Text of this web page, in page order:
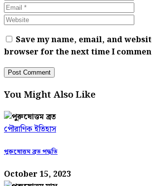
Save my name, email, and
browser for the next time I
You Might Also Like
পৌরাণিক ইতিহাস
পুরুষোত্তম ব্রত পদ্ধতি
October 15, 2023